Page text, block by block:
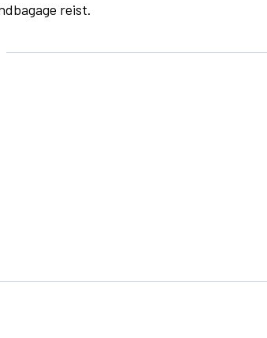
reist.